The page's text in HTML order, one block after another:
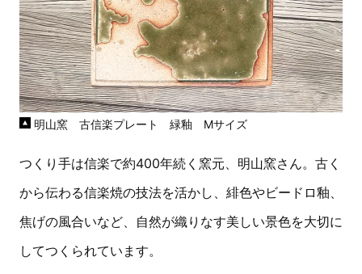
明山窯 古信楽プレート 緑釉 Mサイズ
つくり手は信楽で約400年続く窯元、明山窯さん。古く
から伝わる信楽焼の技法を活かし、緋色やビードロ釉、
焦げの風合いなど、自然が織りなす美しい景色を大切に
してつくられています。